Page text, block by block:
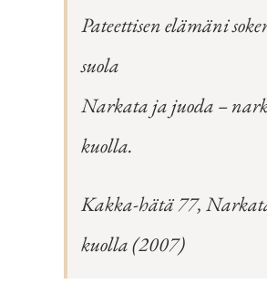
Pateettisen elämäni
suola
Narkata ja juoda –
kuolla.
Kakka-hätä 77,
kuolla (2007)